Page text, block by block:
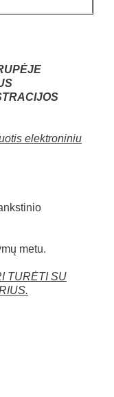
elektroniniu
metu.
TURĖTI SU